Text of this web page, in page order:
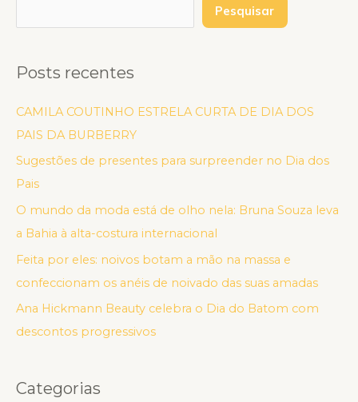
Pesquisar
Posts recentes
CAMILA COUTINHO ESTRELA CURTA DE DIA DOS
PAIS DA BURBERRY
Sugestões de presentes para surpreender no Dia dos
Pais
O mundo da moda está de olho nela: Bruna Souza leva
a Bahia à alta-costura internacional
Feita por eles: noivos botam a mão na massa e
confeccionam os anéis de noivado das suas amadas
Ana Hickmann Beauty celebra o Dia do Batom com
descontos progressivos
Categorias